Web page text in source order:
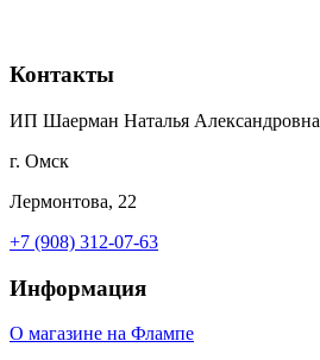
Контакты
ИП Шаерман Наталья Александровна
г. Омск
Лермонтова, 22
+7 (908) 312-07-63
Информация
О магазине на Флампе